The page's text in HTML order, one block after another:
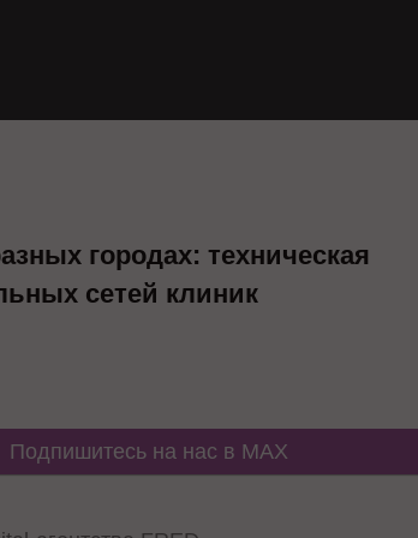
городах: техническая
сетей клиник
Подпишитесь на нас в MAX